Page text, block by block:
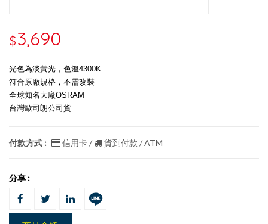
$3,690
光色為淡黃光，色溫4300K
符合原廠規格，不需改裝
全球知名大廠OSRAM
台灣歐司朗公司貨
付款方式 : 信用卡 / 貨到付款 / ATM
分享 :